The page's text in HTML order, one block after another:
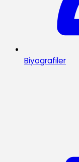
Biyografiler